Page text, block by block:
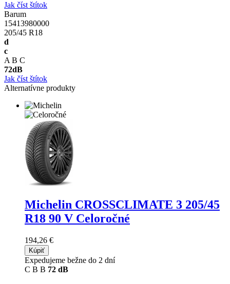
Jak číst štítok
Barum
15413980000
205/45 R18
d
c
A B C
72dB
Jak číst štítok
Alternatívne produkty
Michelin CROSSCLIMATE 3 205/45
R18 90 V Celoročné
194,26 €
Kúpiť
Expedujeme bežne do 2 dní
C B B 72 dB